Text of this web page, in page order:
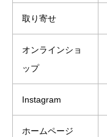
取り寄せ
オンラインショ
ップ
Instagram
ホームページ